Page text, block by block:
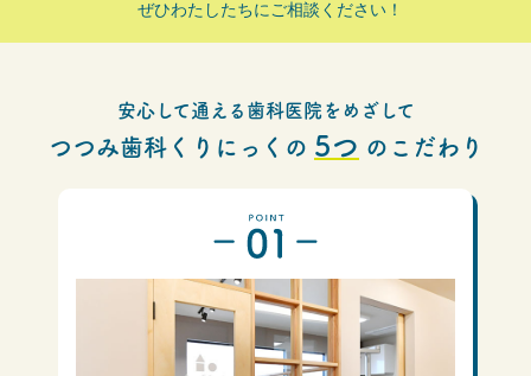
ぜひわたしたちにご相談ください！
安心して通える歯科医院をめざして
つつみ歯科くりにっくの 5つ のこだわり